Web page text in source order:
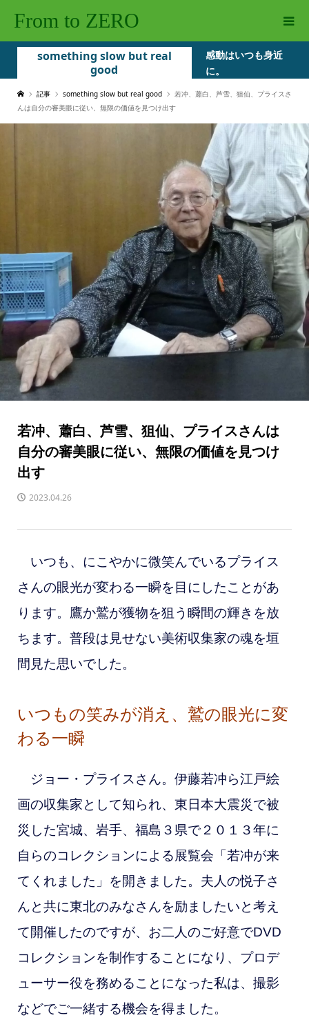
From to ZERO
something slow but real
good
感動はいつも身近
に。
記事 something slow but real good
若冲、蕭白、芦雪、狙仙、プライスさ
んは自分の審美眼に従い、無限の価値を見つけ出す
若冲、蕭白、芦雪、狙仙、プライスさんは
自分の審美眼に従い、無限の価値を見つけ
出す
2023.04.26
いつも、にこやかに微笑んでいるプライス
さんの眼光が変わる一瞬を目にしたことがあ
ります。鷹か鷲が獲物を狙う瞬間の輝きを放
ちます。普段は見せない美術収集家の魂を垣
間見た思いでした。
いつもの笑みが消え、鷲の眼光に変
わる一瞬
ジョー・プライスさん。伊藤若冲ら江戸絵
画の収集家として知られ、東日本大震災で被
災した宮城、岩手、福島３県で２０１３年に
自らのコレクションによる展覧会「若冲が来
てくれました」を開きました。夫人の悦子さ
んと共に東北のみなさんを励ましたいと考え
て開催したのですが、お二人のご好意でDVD
コレクションを制作することになり、プロデ
ューサー役を務めることになった私は、撮影
などでご一緒する機会を得ました。